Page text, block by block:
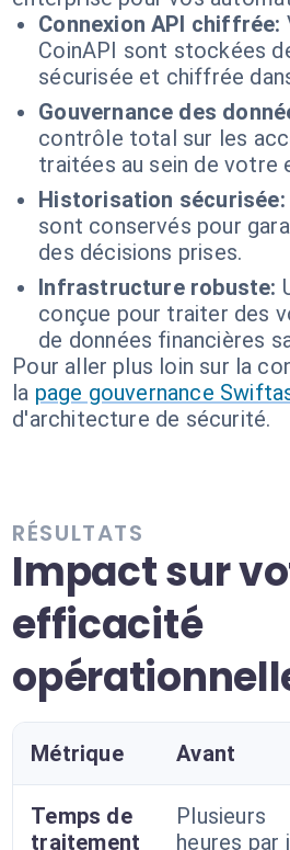
Connexion API chiffrée:
CoinAPI sont stockées
sécurisée et chiffrée
Gouvernance des
contrôle total sur les
traitées au sein de votre
Historisation sécurisée:
sont conservés pour
des décisions prises.
Infrastructure robuste:
conçue pour traiter des
de données financières
Pour aller plus loin sur la
la page gouvernance
d'architecture de sécurité.
RÉSULTATS
Impact sur
efficacité
Métrique Avant
Temps de
traitement
Plusieurs
heures par